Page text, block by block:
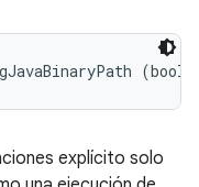
explícito solo